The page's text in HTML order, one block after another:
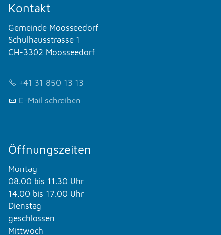
Kontakt
Gemeinde Moosseedorf
Schulhausstrasse 1
CH-3302 Moosseedorf
+41 31 850 13 13
E-Mail schreiben
Öffnungszeiten
Montag
08.00 bis 11.30 Uhr
14.00 bis 17.00 Uhr
Dienstag
geschlossen
Mittwoch